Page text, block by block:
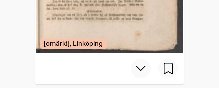
[omärkt], Linköping